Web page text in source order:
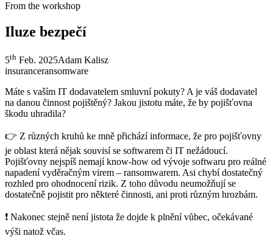
From the workshop
Iluze bezpečí
5th Feb. 2025Adam Kalisz
insuranceransomware
Máte s vaším IT dodavatelem smluvní pokuty? A je váš dodavatel
na danou činnost pojištěný? Jakou jistotu máte, že by pojišťovna
škodu uhradila?
👉 Z různých kruhů ke mně přichází informace, že pro pojišťovny
je oblast která nějak souvisí se softwarem či IT nežádoucí.
Pojišťovny nejspíš nemají know-how od vývoje softwaru pro reálné
napadení vyděračným virem – ransomwarem. Asi chybí dostatečný
rozhled pro ohodnocení rizik. Z toho důvodu neumožňují se
dostatečně pojistit pro některé činnosti, ani proti různým hrozbám.
❗ Nakonec stejně není jistota že dojde k plnění vůbec, očekávané
výši natož včas.